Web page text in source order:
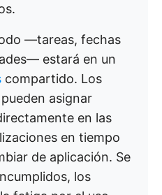
—tareas, fechas
estará en un
compartido. Los
asignar
en las
en tiempo
de aplicación. Se
los